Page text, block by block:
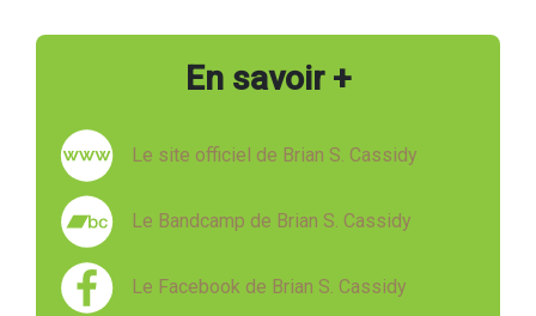
En savoir +
Le site officiel de Brian S. Cassidy
Le Bandcamp de Brian S. Cassidy
Le Facebook de Brian S. Cassidy